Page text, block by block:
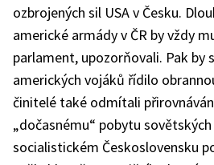
ozbrojených sil USA v Česku.
americké armády v ČR by vždy
parlament, upozorňovali. Pak by
amerických vojáků řídilo
činitelé také odmítali
„dočasnému“ pobytu
socialistickém Československu